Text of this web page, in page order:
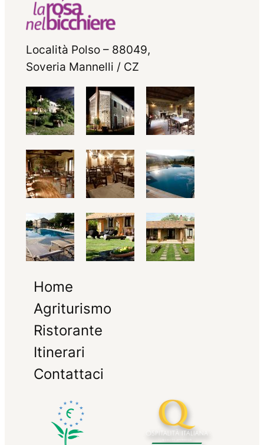
Località Polso – 88049,
Soveria Mannelli / CZ
Home
Agriturismo
Ristorante
Itinerari
Contattaci